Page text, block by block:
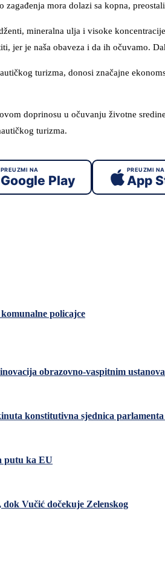
mora dolazi sa kopna,
mineralna ulja i visoke
jer je naša obaveza i da ih očuvamo.
turizma, donosi značajne
doprinosu u očuvanju životne
turizma.
PREUZMI NA
Google Play
PREUZMI NA
App
policajce
obrazovno-vaspitnim
konstitutivna sjednica
putu ka EU
Vučić dočekuje Zelenskog